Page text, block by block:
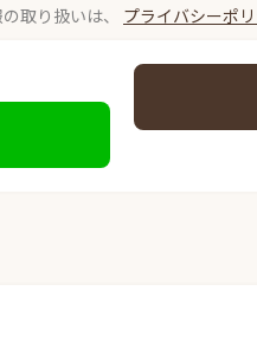
取り扱いは、 プライバシーポ